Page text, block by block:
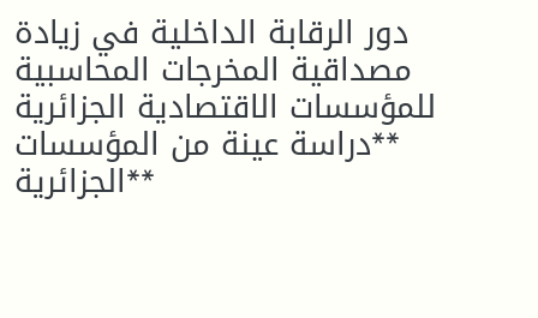
دور الرقابة الداخلية في زيادة
مصداقية المخرجات المحاسبية
للمؤسسات الاقتصادية الجزائرية
**دراسة عينة من المؤسسات
الجزائرية**